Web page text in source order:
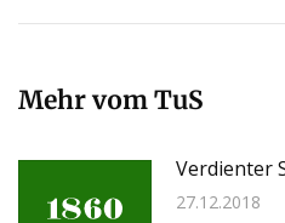
Mehr vom TuS
Verdienter
27.12.2018